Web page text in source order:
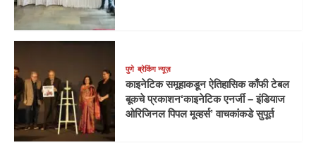
पुणे ब्रेकिंग न्यूज़
काइनेटिक समूहाकडून ऐतिहासिक काँफी टेबल
बूकचे प्रकाशन‘काइनेटिक एनर्जी – इंडियाज
ओरिजिनल पिपल मूव्हर्स’ वाचकांकडे सुपूर्त